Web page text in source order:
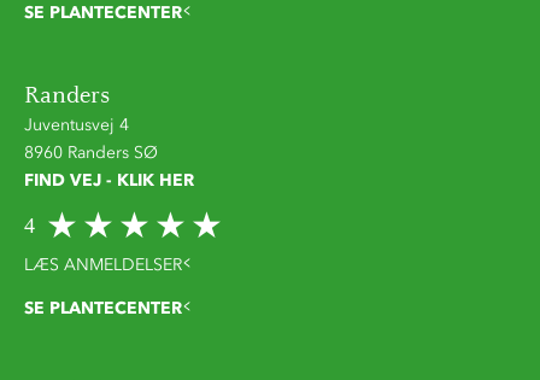
SE PLANTECENTER
Randers
Juventusvej 4
8960 Randers SØ
FIND VEJ - KLIK HER
4
LÆS ANMELDELSER
SE PLANTECENTER